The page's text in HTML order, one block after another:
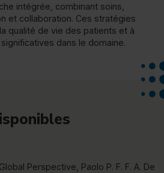
intégrée, combinant soins,
et collaboration. Ces stratégies
qualité de vie des patients et à
dans le domaine.
Perspective, Paolo P. F. F. A. De